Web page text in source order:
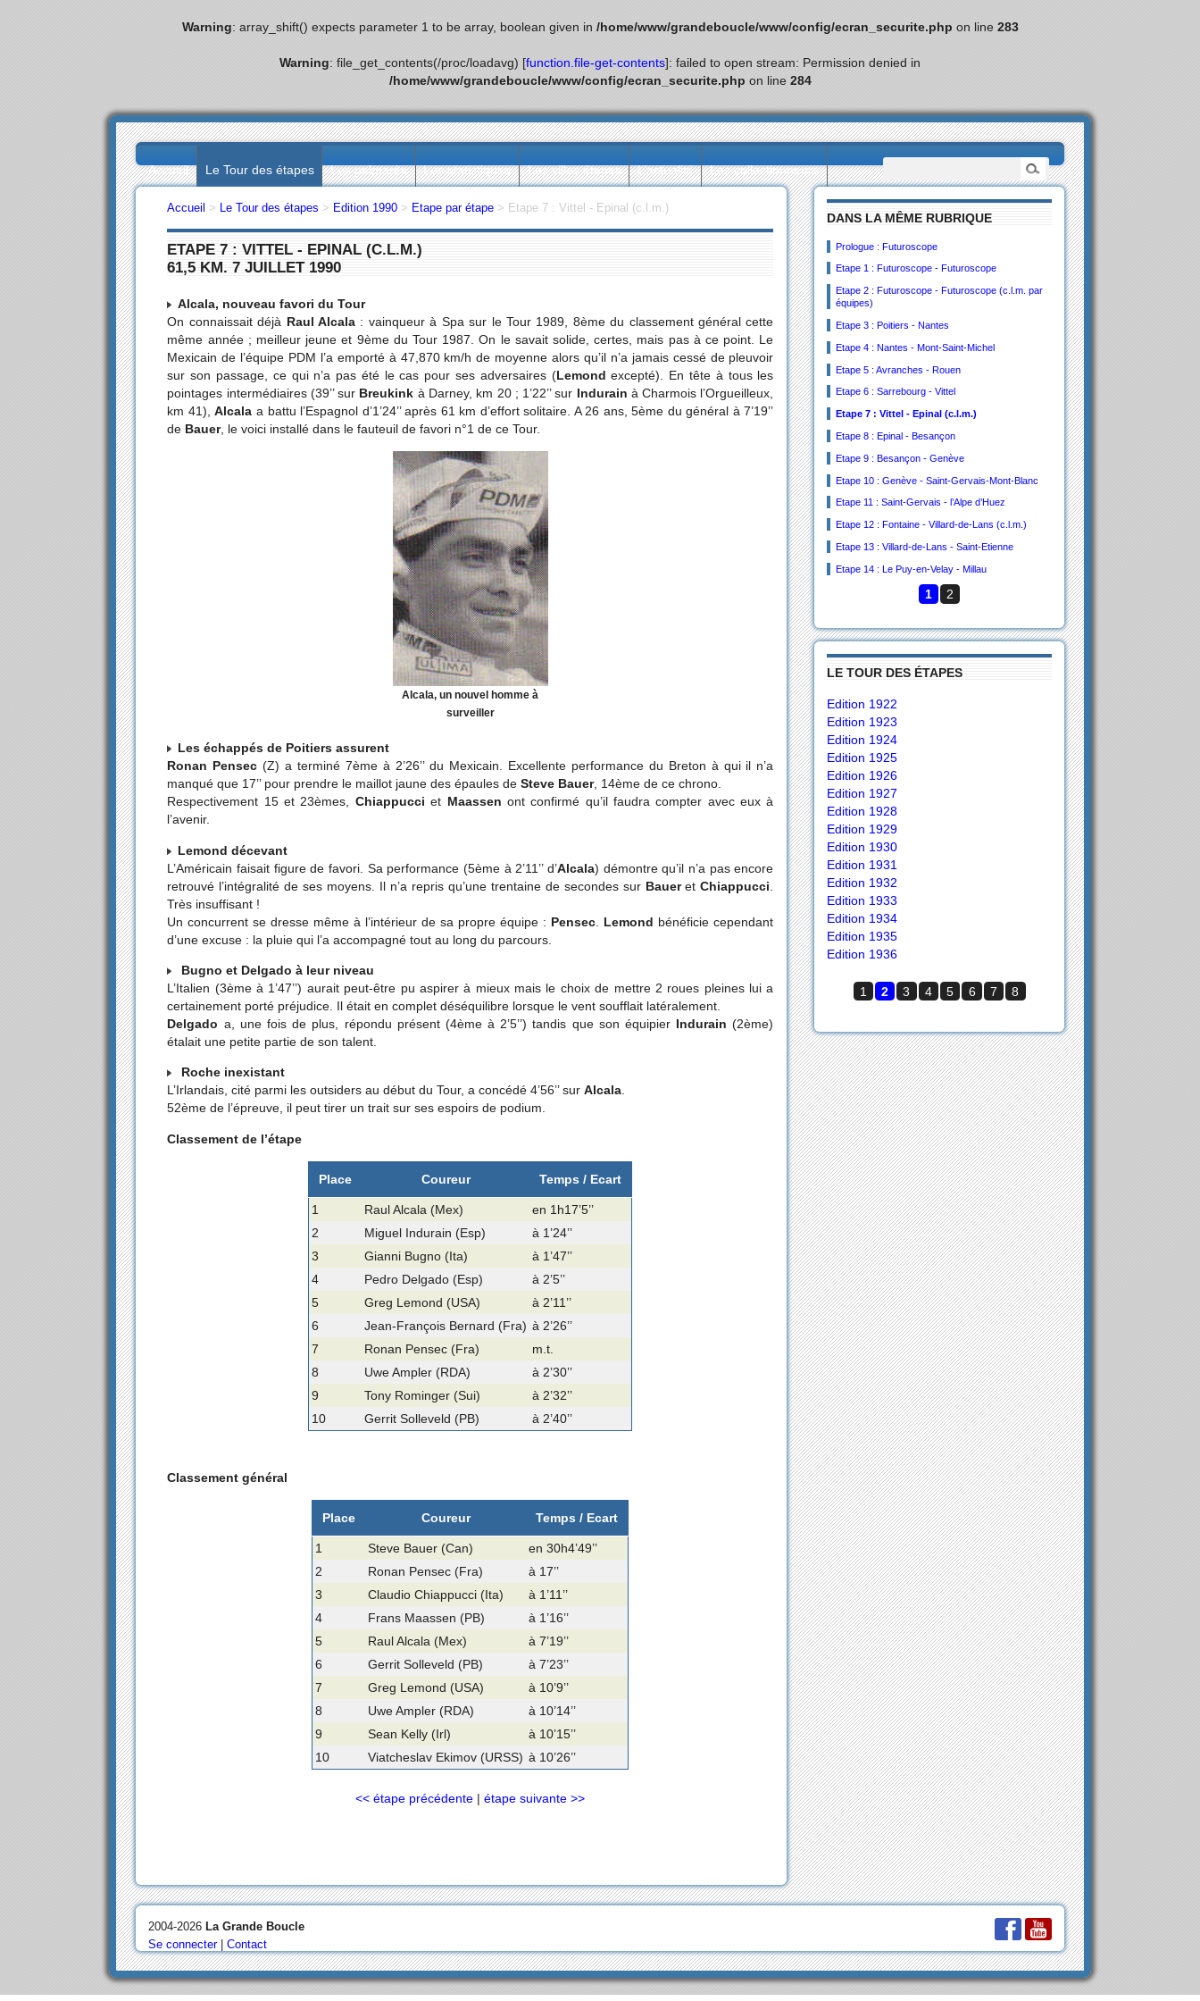
Warning: array_shift() expects parameter 1 to be array, boolean given in /home/www/grandeboucle/www/config/ecran_securite.php on line 283
Warning: file_get_contents(/proc/loadavg) [function.file-get-contents]: failed to open stream: Permission denied in
/home/www/grandeboucle/www/config/ecran_securite.php on line 284
Accueil Le Tour des étapes Les palmarès Les statistiques Les villes étapes L’actualité Les collectionneurs
DANS LA MÊME RUBRIQUE
Prologue : Futuroscope
Etape 1 : Futuroscope - Futuroscope
Etape 2 : Futuroscope - Futuroscope (c.l.m. par
équipes)
Etape 3 : Poitiers - Nantes
Etape 4 : Nantes - Mont-Saint-Michel
Etape 5 : Avranches - Rouen
Etape 6 : Sarrebourg - Vittel
Etape 7 : Vittel - Epinal (c.l.m.)
Etape 8 : Epinal - Besançon
Etape 9 : Besançon - Genève
Etape 10 : Genève - Saint-Gervais-Mont-Blanc
Etape 11 : Saint-Gervais - l’Alpe d’Huez
Etape 12 : Fontaine - Villard-de-Lans (c.l.m.)
Etape 13 : Villard-de-Lans - Saint-Etienne
Etape 14 : Le Puy-en-Velay - Millau
1 2
LE TOUR DES ÉTAPES
Edition 1922
Edition 1923
Edition 1924
Edition 1925
Edition 1926
Edition 1927
Edition 1928
Edition 1929
Edition 1930
Edition 1931
Edition 1932
Edition 1933
Edition 1934
Edition 1935
Edition 1936
1 2 3 4 5 6 7 8
Accueil > Le Tour des étapes > Edition 1990 > Etape par étape > Etape 7 : Vittel - Epinal (c.l.m.)
ETAPE 7 : VITTEL - EPINAL (C.L.M.)
61,5 KM. 7 JUILLET 1990
Alcala, nouveau favori du Tour
On connaissait déjà Raul Alcala : vainqueur à Spa sur le Tour 1989, 8ème du classement général cette
même année ; meilleur jeune et 9ème du Tour 1987. On le savait solide, certes, mais pas à ce point. Le
Mexicain de l’équipe PDM l’a emporté à 47,870 km/h de moyenne alors qu’il n’a jamais cessé de pleuvoir
sur son passage, ce qui n’a pas été le cas pour ses adversaires (Lemond excepté). En tête à tous les
pointages intermédiaires (39’’ sur Breukink à Darney, km 20 ; 1’22’’ sur Indurain à Charmois l’Orgueilleux,
km 41),Alcala a battu l’Espagnol d’1’24’’ après 61 km d’effort solitaire. A 26 ans, 5ème du général à 7’19’’
de Bauer, le voici installé dans le fauteuil de favori n°1 de ce Tour.
Alcala, un nouvel homme à
surveiller
Les échappés de Poitiers assurent
Ronan Pensec (Z) a terminé 7ème à 2’26’’ du Mexicain. Excellente performance du Breton à qui il n’a
manqué que 17’’ pour prendre le maillot jaune des épaules deSteve Bauer, 14ème de ce chrono.
Respectivement 15 et 23èmes, Chiappucci et Maassen ont confirmé qu’il faudra compter avec eux à
l’avenir.
Lemond décevant
L’Américain faisait figure de favori. Sa performance (5ème à 2’11’’ d’Alcala) démontre qu’il n’a pas encore
retrouvé l’intégralité de ses moyens. Il n’a repris qu’une trentaine de secondes sur BaueretChiappucci
Très insuffisant !
Un concurrent se dresse même à l’intérieur de sa propre équipe : Pensec Lemond bénéficie cependant
d’une excuse : la pluie qui l’a accompagné tout au long du parcours.
Bugno et Delgado à leur niveau
L’Italien (3ème à 1’47’’) aurait peut-être pu aspirer à mieux mais le choix de mettre 2 roues pleines lui a
certainement porté préjudice. Il était en complet déséquilibre lorsque le vent soufflait latéralement.
Delgado a, une fois de plus, répondu présent (4ème à 2’5’’) tandis que son équipier Indurain (2ème)
étalait une petite partie de son talent.
Roche inexistant
L’Irlandais, cité parmi les outsiders au début du Tour, a concédé 4’56’’ surAlcala.
52ème de l’épreuve, il peut tirer un trait sur ses espoirs de podium.
Classement de l’étape
Place Coureur Temps / Ecart
1 Raul Alcala (Mex)
en 1h17’5’’
2
Miguel Indurain (Esp)
à 1’24’’
3
Gianni Bugno (Ita)
à 1’47’’
4
Pedro Delgado (Esp)
à 2’5’’
5
Greg Lemond (USA)
à 2’11’’
6
Jean-François Bernard (Fra) à 2’26’’
7
Ronan Pensec (Fra)
m.t.
8
Uwe Ampler (RDA)
à 2’30’’
9
Tony Rominger (Sui)
à 2’32’’
10
Gerrit Solleveld (PB) à 2’40’’
Classement général
Place Coureur Temps / Ecart
1 Steve Bauer (Can)
en 30h4’49’’
2
Ronan Pensec (Fra)
à 17’’
3
Claudio Chiappucci (Ita)
à 1’11’’
4
Frans Maassen (PB)
à 1’16’’
5
Raul Alcala (Mex)
à 7’19’’
6
Gerrit Solleveld (PB)
à 7’23’’
7
Greg Lemond (USA)
à 10’9’’
8
Uwe Ampler (RDA)
à 10’14’’
9
Sean Kelly (Irl)
à 10’15’’
10
Viatcheslav Ekimov (URSS) à 10’26’’
<< étape précédente |étape suivante >>
2004-2026 La Grande Boucle
Se connecter|Contact